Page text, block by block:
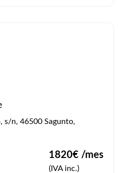
s/n, 46500 Sagunto,
1820€ /mes
(IVA inc.)